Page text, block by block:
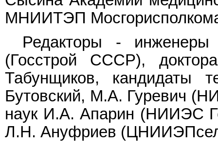
МНИИТЭП
Редакторы -
(Госстрой СССР),
Табунщиков,
Бутовский, М.А. Гуревич
наук И.А. Апарин (НИИЭС
Л.Н. Ануфриев